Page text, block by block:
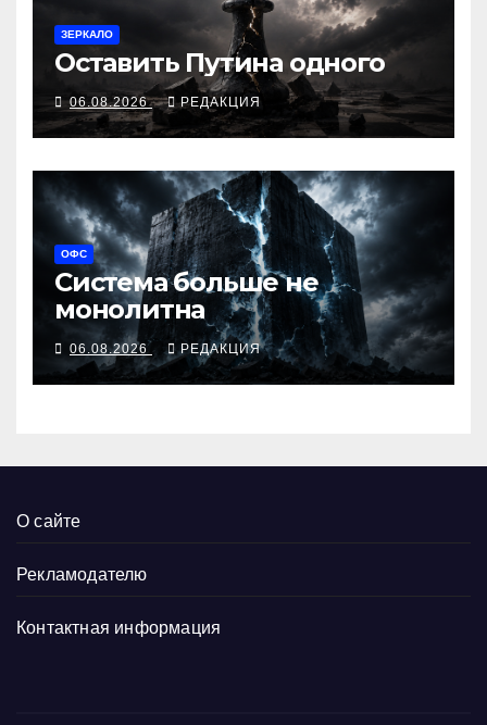
ЗЕРКАЛО
Оставить Путина одного
06.08.2026 РЕДАКЦИЯ
ОФС
Система больше не
монолитна
06.08.2026 РЕДАКЦИЯ
О сайте
Рекламодателю
Контактная информация